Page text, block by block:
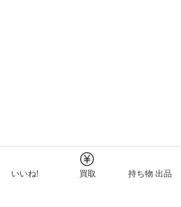
いいね! 買取 持ち物 出品